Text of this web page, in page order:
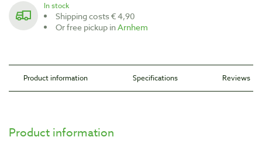
In stock
Shipping costs € 4,90
Or free pickup inArnhem
Product information Specifications Reviews
Product information